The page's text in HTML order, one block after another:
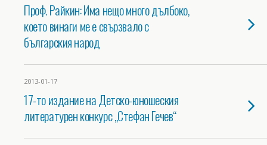
Проф. Райкин: Има нещо много дълбоко,
което винаги ме е свързвало с
българския народ
2013-01-17
17-то издание на Детско-юношеския
литературен конкурс „Стефан Гечев“